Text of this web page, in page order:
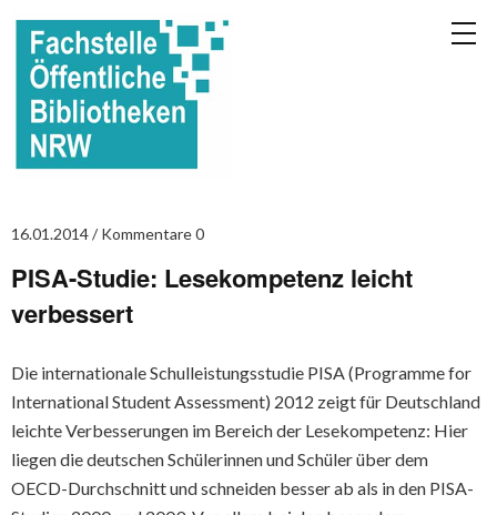
16.01.2014 Kommentare 0
PISA-Studie: Lesekompetenz leicht
verbessert
Die internationale Schulleistungsstudie PISA (Programme for
International Student Assessment) 2012 zeigt für Deutschland
leichte Verbesserungen im Bereich der Lesekompetenz: Hier
liegen die deutschen Schülerinnen und Schüler über dem
OECD-Durchschnitt und schneiden besser ab als in den PISA-